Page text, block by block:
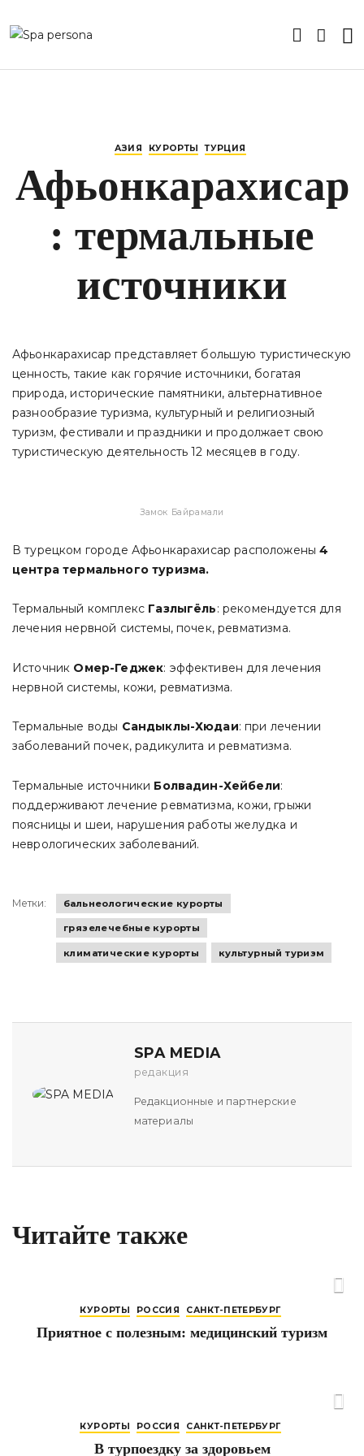
АЗИЯ КУРОРТЫ ТУРЦИЯ
Афьонкарахисар
: термальные
источники
Афьонкарахисар представляет большую туристическую
ценность, такие как горячие источники, богатая
природа, исторические памятники, альтернативное
разнообразие туризма, культурный и религиозный
туризм, фестивали и праздники и продолжает свою
туристическую деятельность 12 месяцев в году.
Замок Байрамали
В турецком городе Афьонкарахисар расположены4
центра термального туризма.
Термальный комплекс Газлыгёль: рекомендуется для
лечения нервной системы, почек, ревматизма.
Источник Омер-Геджек: эффективен для лечения
нервной системы, кожи, ревматизма.
Термальные воды Сандыклы-Хюдаи: при лечении
заболеваний почек, радикулита и ревматизма.
Термальные источники Болвадин-Хейбели:
поддерживают лечение ревматизма, кожи, грыжи
поясницы и шеи, нарушения работы желудка и
неврологических заболеваний.
Метки: бальнеологические курорты
грязелечебные курорты
климатические курорты культурный туризм
SPA MEDIA
редакция
Редакционные и партнерские
материалы
Читайте также
КУРОРТЫ РОССИЯ САНКТ-ПЕТЕРБУРГ
Приятное с полезным: медицинский туризм
КУРОРТЫ РОССИЯ САНКТ-ПЕТЕРБУРГ
В турпоездку за здоровьем